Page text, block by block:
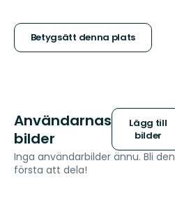
stjärnor
Betygsätt denna plats
Användarnas
bilder
Lägg till
bilder
Inga användarbilder ännu. Bli den
första att dela!